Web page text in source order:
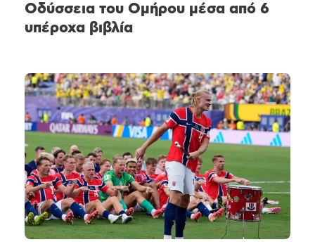
Οδύσσεια του Ομήρου μέσα από 6
υπέροχα βιβλία